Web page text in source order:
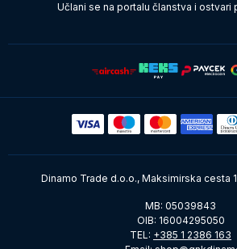
Učlani se na portalu članstva i ostvari
Dinamo Trade d.o.o., Maksimirska cesta
MB: 05039843
OIB: 16004295050
TEL: +385 1 2386 163